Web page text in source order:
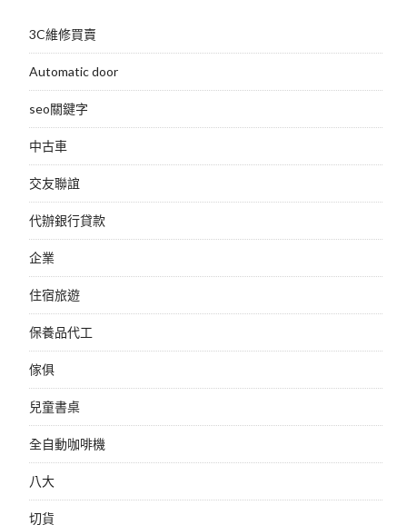
3C維修買賣
Automatic door
seo關鍵字
中古車
交友聯誼
代辦銀行貸款
企業
住宿旅遊
保養品代工
傢俱
兒童書桌
全自動咖啡機
八大
切貨